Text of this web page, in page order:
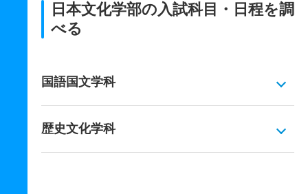
日本文化学部の入試科目・日程を調
べる
国語国文学科
歴史文化学科